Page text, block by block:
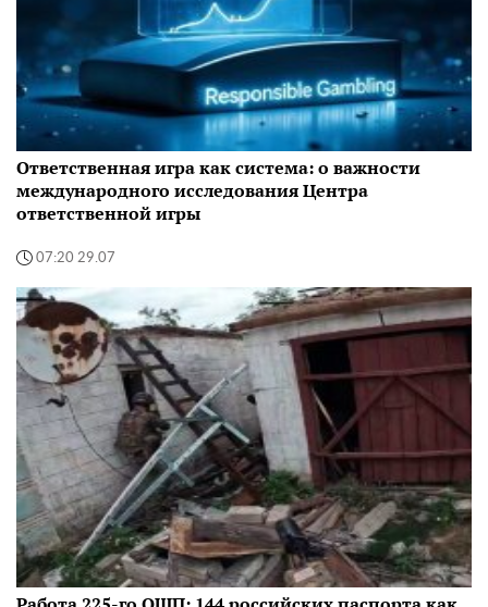
Ответственная игра как система: о важности
международного исследования Центра
ответственной игры
07:20 29.07